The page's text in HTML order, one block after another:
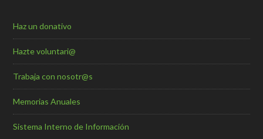
Haz un donativo
Hazte voluntari@
Trabaja con nosotr@s
Memorias Anuales
Sistema Interno de Información